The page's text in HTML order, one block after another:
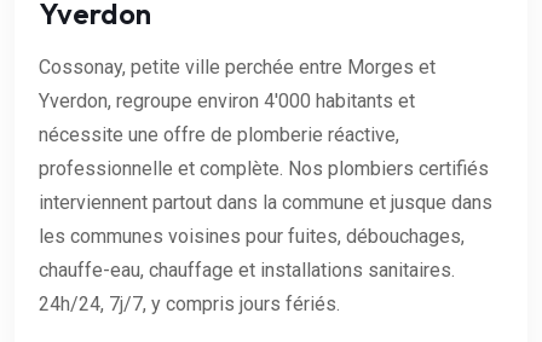
Yverdon
Cossonay, petite ville perchée entre Morges et
Yverdon, regroupe environ 4'000 habitants et
nécessite une offre de plomberie réactive,
professionnelle et complète. Nos plombiers certifiés
interviennent partout dans la commune et jusque dans
les communes voisines pour fuites, débouchages,
chauffe-eau, chauffage et installations sanitaires.
24h/24, 7j/7, y compris jours fériés.